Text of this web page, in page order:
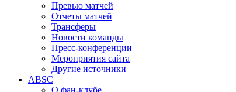
Превью матчей
Отчеты матчей
Трансферы
Новости команды
Пресс-конференции
Мероприятия сайта
Другие источники
ABSC
О фан-клубе